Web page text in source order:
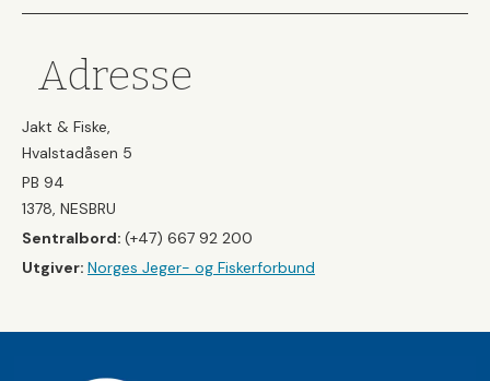
Adresse
Jakt & Fiske,
Hvalstadåsen 5
PB 94
1378, NESBRU
Sentralbord: (+47) 667 92 200
Utgiver: Norges Jeger- og Fiskerforbund